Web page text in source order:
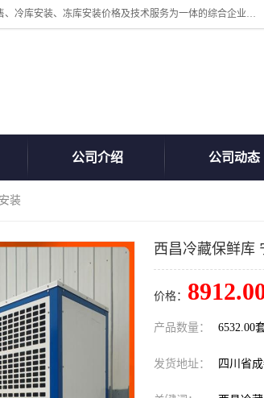
四川美柯冷冻库安装工程有限公司一家以冷库机组、冷库设备、冷库设计、冷冻库设备销售、冷库安装、冻库安装价格及技术服务为一体的综合企业，咨询热线：同等设备材料优惠10% 。公司各种类型安装组合式冷库、冷冻库、冷藏库、气调保鲜库、并提供成套设备供应、安装与调试、维护与维修、技术咨询、操作维修人员技术培训等
公司介绍 公司动态
装
西昌冷藏保鲜库
价格：
产品数量： 6532.00
发货地址： 四川省